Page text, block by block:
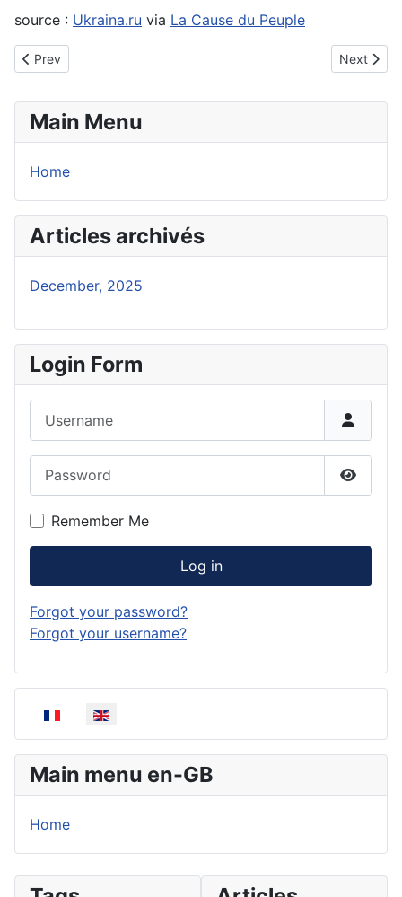
source : Ukraina.ru via La Cause du Peuple
Previous article: Contrecoup de l’échec atlantiste
Prev Next
Next
Main Menu
Home
Articles archivés
December, 2025
Login Form
Show
Remember Me
Log in
Forgot your password?
Forgot your username?
Select your language
Main menu en-GB
Home